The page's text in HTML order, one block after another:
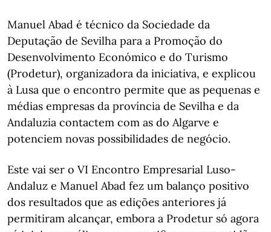
Manuel Abad é técnico da Sociedade da
Deputação de Sevilha para a Promoção do
Desenvolvimento Económico e do Turismo
(Prodetur), organizadora da iniciativa, e explicou
à Lusa que o encontro permite que as pequenas e
médias empresas da província de Sevilha e da
Andaluzia contactem com as do Algarve e
potenciem novas possibilidades de negócio.
Este vai ser o VI Encontro Empresarial Luso-
Andaluz e Manuel Abad fez um balanço positivo
dos resultados que as edições anteriores já
permitiram alcançar, embora a Prodetur só agora